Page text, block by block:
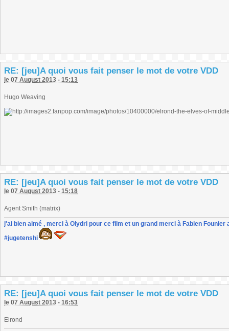
RE: [jeu]A quoi vous fait penser le mot de votre VDD
le 07 August 2013 - 15:13
Hugo Weaving
RE: [jeu]A quoi vous fait penser le mot de votre VDD
le 07 August 2013 - 15:18
Agent Smith (matrix)
j'ai bien aimé , merci à Olydri pour ce film et un grand merci à Fabien
#jugetenshi
RE: [jeu]A quoi vous fait penser le mot de votre VDD
le 07 August 2013 - 16:53
Elrond